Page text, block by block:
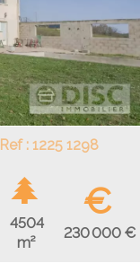
Ref : 1225 1298
4504
m²
€
230 000 €